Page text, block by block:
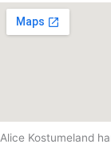
Alice Kostumeland